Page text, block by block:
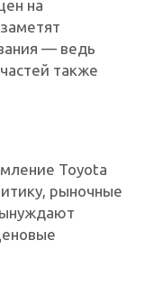
на
— ведь
также
Toyota
рыночные